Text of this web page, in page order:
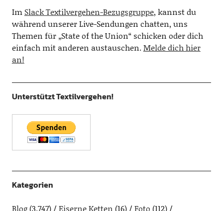
Im Slack Textilvergehen-Bezugsgruppe, kannst du
während unserer Live-Sendungen chatten, uns
Themen für „State of the Union“ schicken oder dich
einfach mit anderen austauschen.Melde dich hier
an!
Unterstützt Textilvergehen!
Kategorien
Blog(3.747) Eiserne Ketten (16) Foto (112)